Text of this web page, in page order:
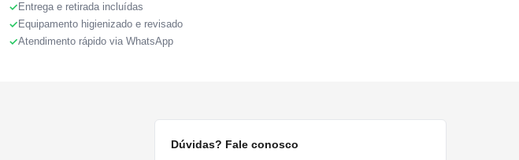
Entrega e retirada incluídas
Equipamento higienizado e revisado
Atendimento rápido via WhatsApp
Dúvidas? Fale conosco